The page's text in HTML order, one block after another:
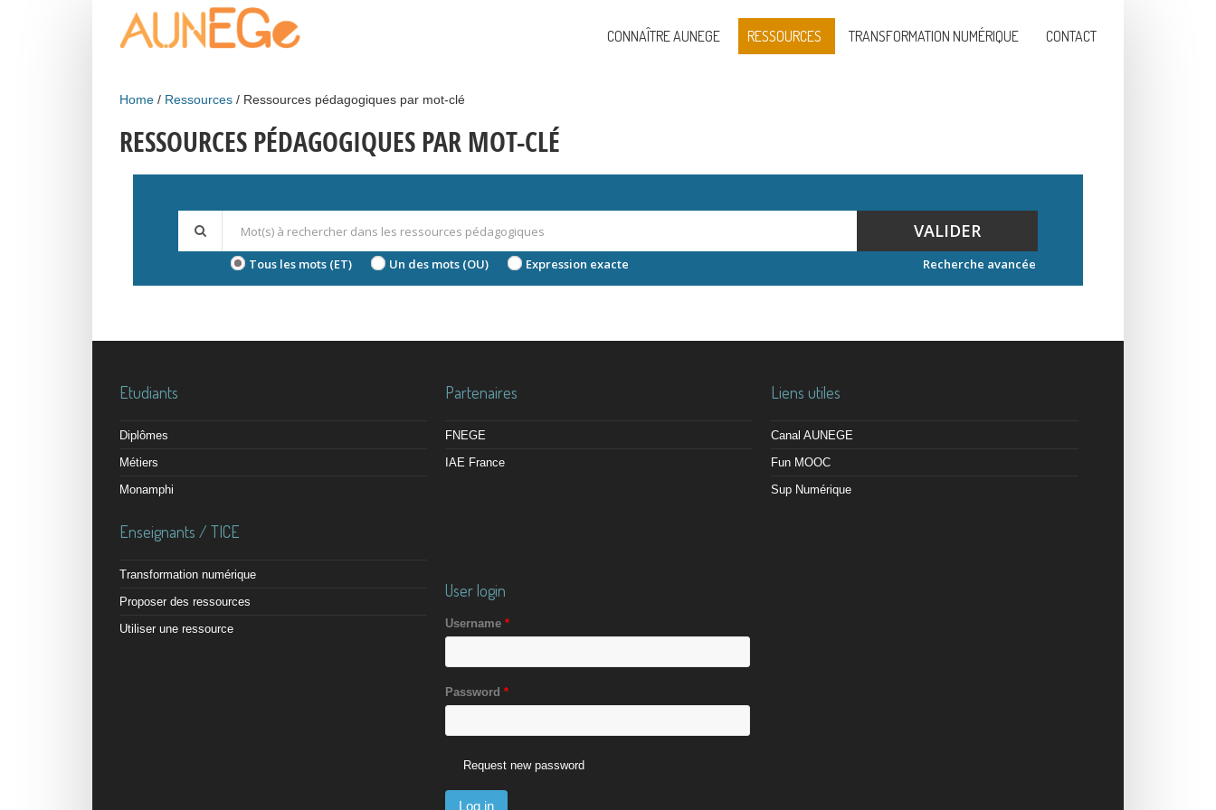
CONNAÎTRE AUNEGE RESSOURCES TRANSFORMATION NUMÉRIQUE CONTACT
Home Ressources Ressources pédagogiques par mot-clé
RESSOURCES PÉDAGOGIQUES PAR MOT-CLÉ
VALIDER
Tous les mots (ET) Un des mots (OU) Expression exacte Recherche avancée
Etudiants
Diplômes
Métiers
Monamphi
Enseignants / TICE
Transformation numérique
Proposer des ressources
Utiliser une ressource
Partenaires
FNEGE
IAE France
Liens utiles
Canal AUNEGE
Fun MOOC
Sup Numérique
User login
Username *
Password *
Request new password